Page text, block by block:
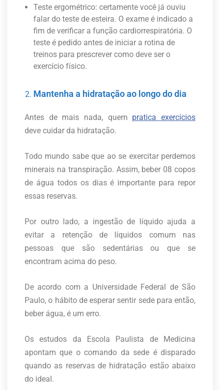
Teste ergométrico: certamente você já ouviu
falar do teste de esteira. O exame é indicado a
fim de verificar a função cardiorrespiratória. O
teste é pedido antes de iniciar a rotina de
treinos para prescrever como deve ser o
exercício físico.
Mantenha a hidratação ao longo do dia
Antes de mais nada, quem pratica exercícios
deve cuidar da hidratação.
Todo mundo sabe que ao se exercitar perdemos
minerais na transpiração. Assim, beber 08 copos
de água todos os dias é importante para repor
essas reservas.
Por outro lado, a ingestão de líquido ajuda a
evitar a retenção de líquidos comum nas
pessoas que são sedentárias ou que se
encontram acima do peso.
De acordo com a Universidade Federal de São
Paulo, o hábito de esperar sentir sede para então,
beber água, é um erro.
Os estudos da Escola Paulista de Medicina
apontam que o comando da sede é disparado
quando as reservas de hidratação estão abaixo
do ideal.